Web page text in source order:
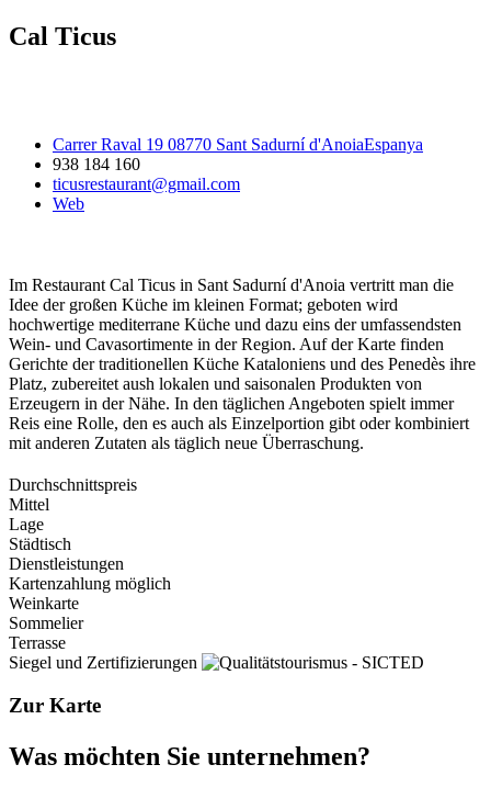
Cal Ticus
Carrer Raval 19 08770 Sant Sadurní d'AnoiaEspanya
938 184 160
ticusrestaurant@gmail.com
Web
Im Restaurant Cal Ticus in Sant Sadurní d'Anoia vertritt man die
Idee der großen Küche im kleinen Format; geboten wird
hochwertige mediterrane Küche und dazu eins der umfassendsten
Wein- und Cavasortimente in der Region. Auf der Karte finden
Gerichte der traditionellen Küche Kataloniens und des Penedès ihre
Platz, zubereitet aush lokalen und saisonalen Produkten von
Erzeugern in der Nähe. In den täglichen Angeboten spielt immer
Reis eine Rolle, den es auch als Einzelportion gibt oder kombiniert
mit anderen Zutaten als täglich neue Überraschung.
Durchschnittspreis
Mittel
Lage
Städtisch
Dienstleistungen
Kartenzahlung möglich
Weinkarte
Sommelier
Terrasse
Siegel und Zertifizierungen
Zur Karte
Was möchten Sie unternehmen?